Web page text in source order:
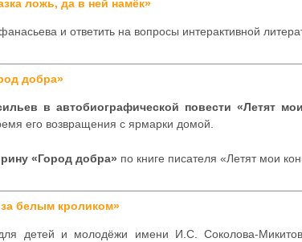
ложь, да в ней намёк»
и ответить на вопросы интерактивной
добра»
в автобиографической повести «Летят
его возвращения с ярмарки домой.
«Город добра» по книге писателя «Летят мои
за белым кроликом»
детей и молодёжи имени И.С. Соколова-